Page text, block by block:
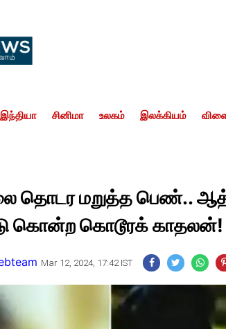
இந்தியா சினிமா உலகம் இலக்கியம்
தொடர மறுத்த பெண்..
கொன்ற கொடூரக் காதலன்!
Mar 12, 2024, 17:42 IST